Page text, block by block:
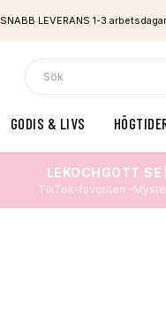
SNABB LEVERANS 1-3 arbetsdagar
GODIS & LIVS
TikTok-favoriten -